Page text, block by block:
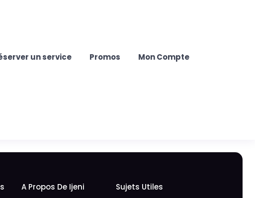
un service Promos Mon Compte
A Propos De Ijeni
Sujets Utiles